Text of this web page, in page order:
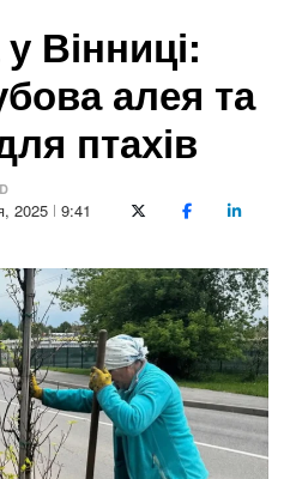
Вінниці:
алея та
птахів
2025
9:41
X (Twitter)Facebook